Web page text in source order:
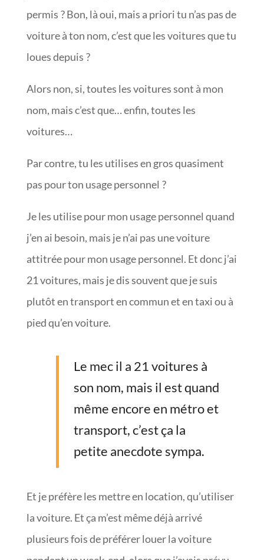
permis ? Bon, là oui, mais a priori tu n’as pas de
voiture à ton nom, c’est que les voitures que tu
loues depuis ?
Alors non, si, toutes les voitures sont à mon
nom, mais c’est que… enfin, toutes les
voitures…
Par contre, tu les utilises en gros quasiment
pas pour ton usage personnel ?
Je les utilise pour mon usage personnel quand
j’en ai besoin, mais je n’ai pas une voiture
attitrée pour mon usage personnel. Et donc j’ai
21 voitures, mais je dis souvent que je suis
plutôt en transport en commun et en taxi ou à
pied qu’en voiture.
Le mec il a 21 voitures à
son nom, mais il est quand
même encore en métro et
transport, c’est ça la
petite anecdote sympa.
Et je préfère les mettre en location, qu’utiliser
la voiture. Et ça m’est même déjà arrivé
plusieurs fois de préférer louer la voiture